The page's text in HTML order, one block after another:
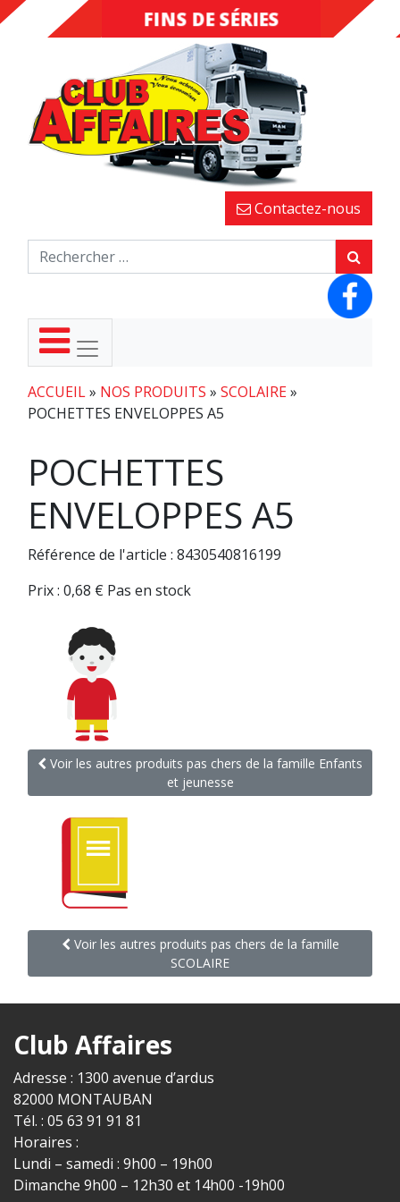
DESTOCKAGE
FINS DE SÉRIES
Contactez-nous
ACCUEIL» NOS PRODUITS » SCOLAIRE»
POCHETTES ENVELOPPES A5
POCHETTES
ENVELOPPES A5
Référence de l'article : 8430540816199
Prix : 0,68 € Pas en stock
Voir les autres produits pas chers de la famille Enfants
et jeunesse
Voir les autres produits pas chers de la famille
SCOLAIRE
Club Affaires
Adresse : 1300 avenue d’ardus
82000 MONTAUBAN
Tél. : 05 63 91 91 81
Horaires :
Lundi – samedi : 9h00 – 19h00
Dimanche 9h00 – 12h30 et 14h00 -19h00